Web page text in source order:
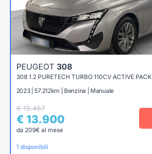
PEUGEOT 308
308 1.2 PURETECH TURBO 110CV ACTIVE PACK
2023 | 57.212km | Benzina | Manuale
€ 19.467
€ 13.900
da 209€ al mese
1 disponibili